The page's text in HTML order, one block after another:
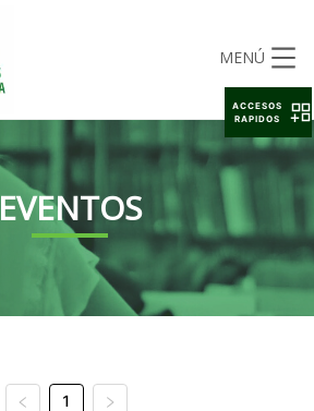
MENÚ
EVENTOS
1
ACCESOS
RAPIDOS